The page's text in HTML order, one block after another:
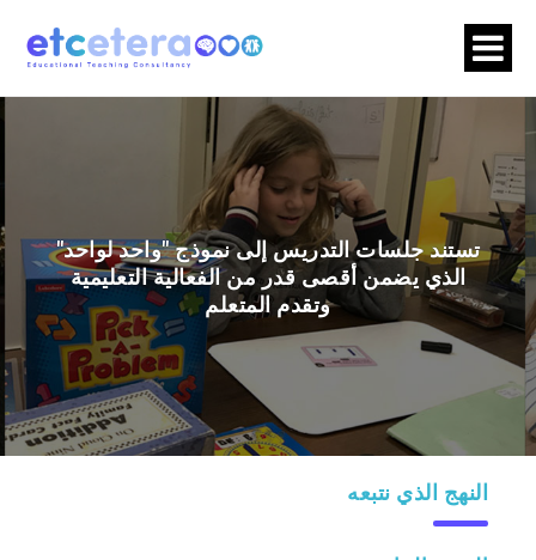
تستند جلسات التدريس إلى نموذج "واحد لواحد"
الذي يضمن أقصى قدر من الفعالية التعليمية
وتقدم المتعلم
النهج الذي نتبعه